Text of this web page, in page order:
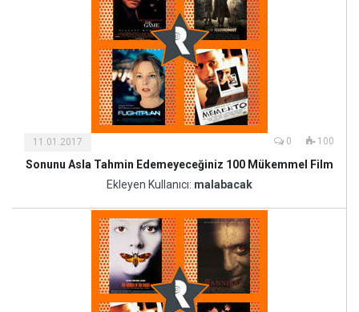
11.01.2017 0 100
Sonunu Asla Tahmin Edemeyeceğiniz 100 Mükemmel Film
Ekleyen Kullanıcı: malabacak
Kültür